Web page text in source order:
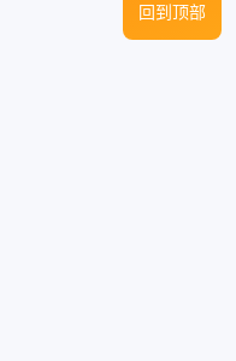
回到顶部